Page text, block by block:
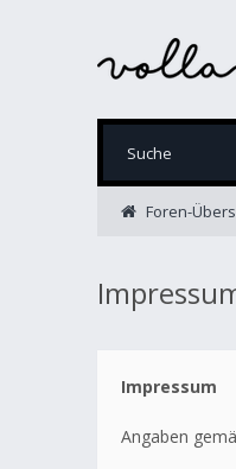
Foren-
Impressum
Angaben